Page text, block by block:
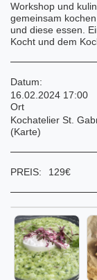
Workshop und
gemeinsam
und diese essen.
Kocht und dem
Datum:
16.02.2024 17:00
Ort
Kochatelier St.
(Karte)
PREIS: 129€